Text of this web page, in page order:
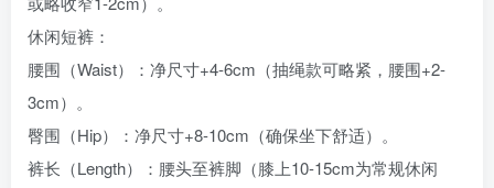
休闲短裤‌：
腰围（Waist）：净尺寸+4-6cm（抽绳款可略紧，腰围+2-
3cm）。
臀围（Hip）：净尺寸+8-10cm（确保坐下舒适）。
裤长（Length）：腰头至裤脚（膝上10-15cm为常规休闲